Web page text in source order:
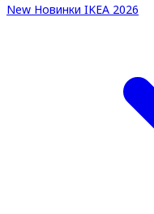
New Новинки IKEA 2026